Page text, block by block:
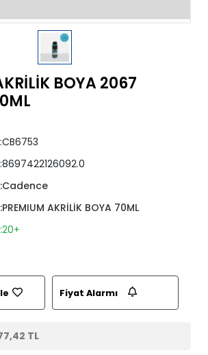
BOYA 2067
:CB6753
:8697422126092.0
:Cadence
:PREMIUM AKRİLİK BOYA 70ML
:20+
Fiyat Alarmı
TL